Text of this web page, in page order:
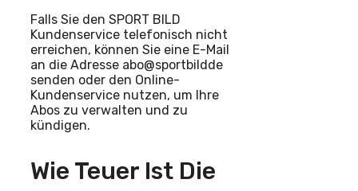
Falls Sie den SPORT BILD
Kundenservice telefonisch nicht
erreichen, können Sie eine E-Mail
an die Adresse abo@sportbildde
senden oder den Online-
Kundenservice nutzen, um Ihre
Abos zu verwalten und zu
kündigen.
Wie Teuer Ist Die